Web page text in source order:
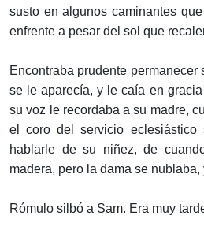
susto en algunos caminantes
enfrente a pesar del sol que
Encontraba prudente permanecer
se le aparecía, y le caía en
su voz le recordaba a su madre,
el coro del servicio eclesiástico
hablarle de su niñez, de
madera, pero la dama se
Rómulo silbó a Sam. Era muy